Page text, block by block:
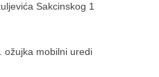
Sakcinskog 1
ožujka mobilni uredi